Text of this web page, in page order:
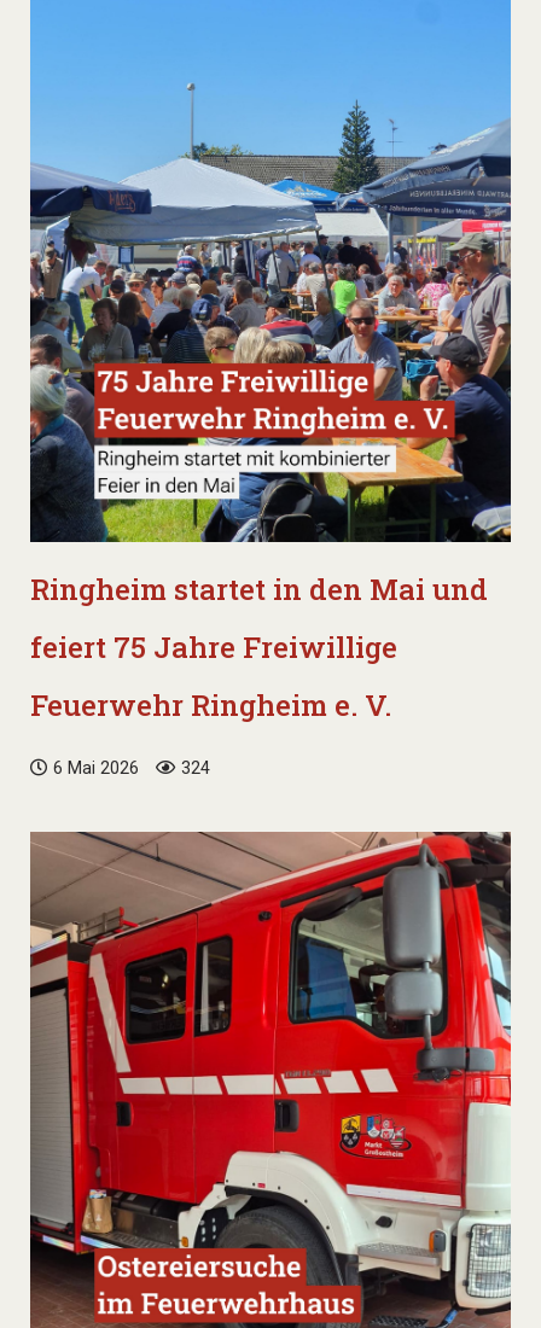
Ringheim startet in den Mai und
feiert 75 Jahre Freiwillige
Feuerwehr Ringheim e. V.
6 Mai 2026 324